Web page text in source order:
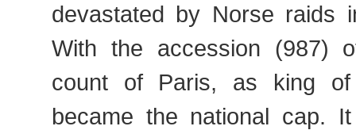
devastated by Norse raids
With the accession (987)
count of Paris, as king of
became the national cap.